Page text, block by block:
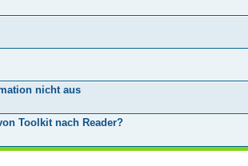
nicht aus
Toolkit nach Reader?